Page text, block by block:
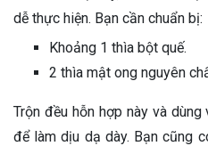
dễ thực hiện. Bạn cần chuẩn bị:
Khoảng 1 thìa bột quế.
2 thìa mật ong nguyên
Trộn đều hỗn hợp này và
để làm dịu dạ dày. Bạn cũng